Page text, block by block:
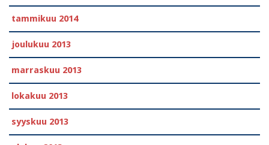
tammikuu 2014
joulukuu 2013
marraskuu 2013
lokakuu 2013
syyskuu 2013